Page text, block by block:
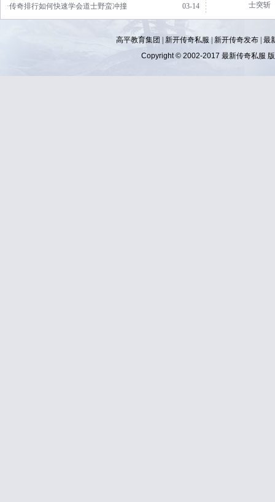
03-14
·传奇排行如何快速学会道士野蛮冲撞 士突斩
高平教育集团 | 新开传奇私服 新开传奇发布 最
Copyright © 2002-2017 最新传奇私服